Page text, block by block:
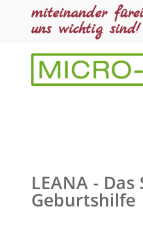
miteinander
uns wichtig sind!
LEANA -
Geburtshilfe